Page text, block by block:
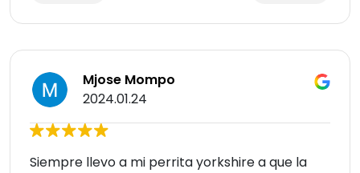
Mjose Mompo
2024.01.24
Siempre llevo a mi perrita yorkshire a que la